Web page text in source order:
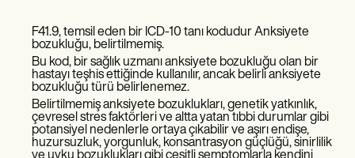
SOAP Not şablonu
Tedavi Planı Şablonu
Informed Consent Form
Social Work Treatment Plans
DAR Note Template
Patient Visit Summary Template
Help Center
Demos
F41.9, temsil eden bir ICD-10 tanı kodudur Anksiyete
bozukluğu, belirtilmemiş.
Bu kod, bir sağlık uzmanı anksiyete bozukluğu olan bir
hastayı teşhis ettiğinde kullanılır, ancak belirli anksiyete
bozukluğu türü belirlenemez.
Belirtilmemiş anksiyete bozuklukları, genetik yatkınlık,
çevresel stres faktörleri ve altta yatan tıbbi durumlar gibi
potansiyel nedenlerle ortaya çıkabilir ve aşırı endişe,
huzursuzluk, yorgunluk, konsantrasyon güçlüğü, sinirlilik